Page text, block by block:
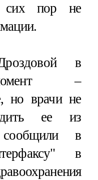
сих пор не
в
–
но врачи не
ее из
в
в